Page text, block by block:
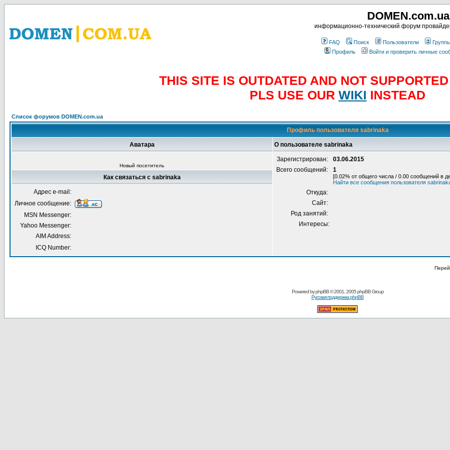
DOMEN.com.ua
информационно-технический форум
FAQ Поиск Пользователи
Профиль
Войти и проверить личные
THIS SITE IS OUTDATED AND NOT
PLS USE OUR WIKI INSTEAD
Список форумов DOMEN.com.ua
Профиль пользователя sabrinaka
Аватара О пользователе sabrinaka
Новый посетитель
Зарегистрирован:
03.06.2015
Всего сообщений:
1
[0.02% от общего числа / 0.00 сообщений в
Найти все сообщения пользователя
Откуда:
Сайт:
Род занятий:
Интересы:
Как связаться с sabrinaka
Адрес e-mail:
Личное сообщение:
MSN Messenger:
Yahoo Messenger:
AIM Address:
ICQ Number:
Powered byphpBB© 2001, 2005 phpBB Group
Русская поддержка phpBB